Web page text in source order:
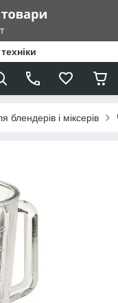
блендерів і міксерів